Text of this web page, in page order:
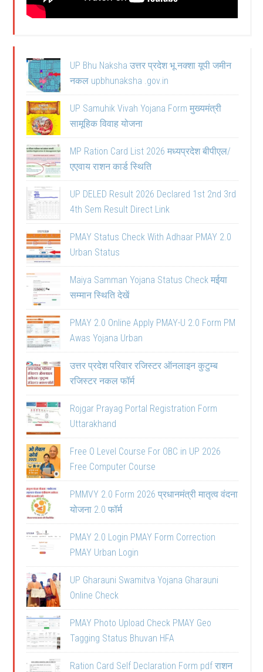
UP Bhu Naksha उत्तर प्रदेश भू नक्शा यूपी जमीन
नकल upbhunaksha .gov.in
UP Samuhik Vivah Yojana Form मुख्यमंत्री
सामूहिक विवाह योजना
MP Ration Card List 2026 मध्यप्रदेश बीपीएल/
एएवाय राशन कार्ड स्थिति
UP DELED Result 2026 Declared 1st 2nd 3rd
4th Sem Result Direct Link
PMAY Status Check With Adhaar PMAY 2.0
Urban Status
Maiya Samman Yojana Status Check मईया
सम्मान स्थिति देखें
PMAY 2.0 Online Apply PMAY-U 2.0 Form PM
Awas Yojana Urban
उत्तर प्रदेश परिवार रजिस्टर ऑनलाइन कुटुम्ब
रजिस्टर नकल फॉर्म
Rojgar Prayag Portal Registration Form
Uttarakhand
Free O Level Course For OBC in UP 2026
Free Computer Course
PMMVY 2.0 Form 2026 प्रधानमंत्री मातृत्व वंदना
योजना 2.0 फॉर्म
PMAY 2.0 Login PMAY Form Correction
PMAY Urban Login
UP Gharauni Swamitva Yojana Gharauni
Online Check
PMAY Photo Upload Check PMAY Geo
Tagging Status Bhuvan HFA
Ration Card Self Declaration Form pdf राशन